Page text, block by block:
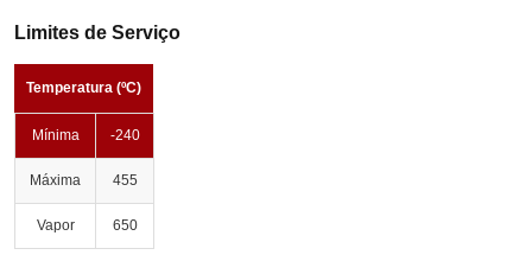
Limites de Serviço
Temperatura (ºC)
Mínima -240
Máxima 455
Vapor 650